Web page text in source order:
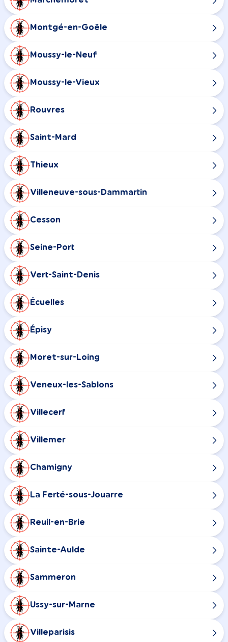
Montgé-en-Goële
Moussy-le-Neuf
Moussy-le-Vieux
Rouvres
Saint-Mard
Thieux
Villeneuve-sous-Dammartin
Cesson
Seine-Port
Vert-Saint-Denis
Écuelles
Épisy
Moret-sur-Loing
Veneux-les-Sablons
Villecerf
Villemer
Chamigny
La Ferté-sous-Jouarre
Reuil-en-Brie
Sainte-Aulde
Sammeron
Ussy-sur-Marne
Villeparisis